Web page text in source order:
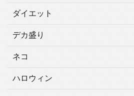
ダイエット
デカ盛り
ネコ
ハロウィン